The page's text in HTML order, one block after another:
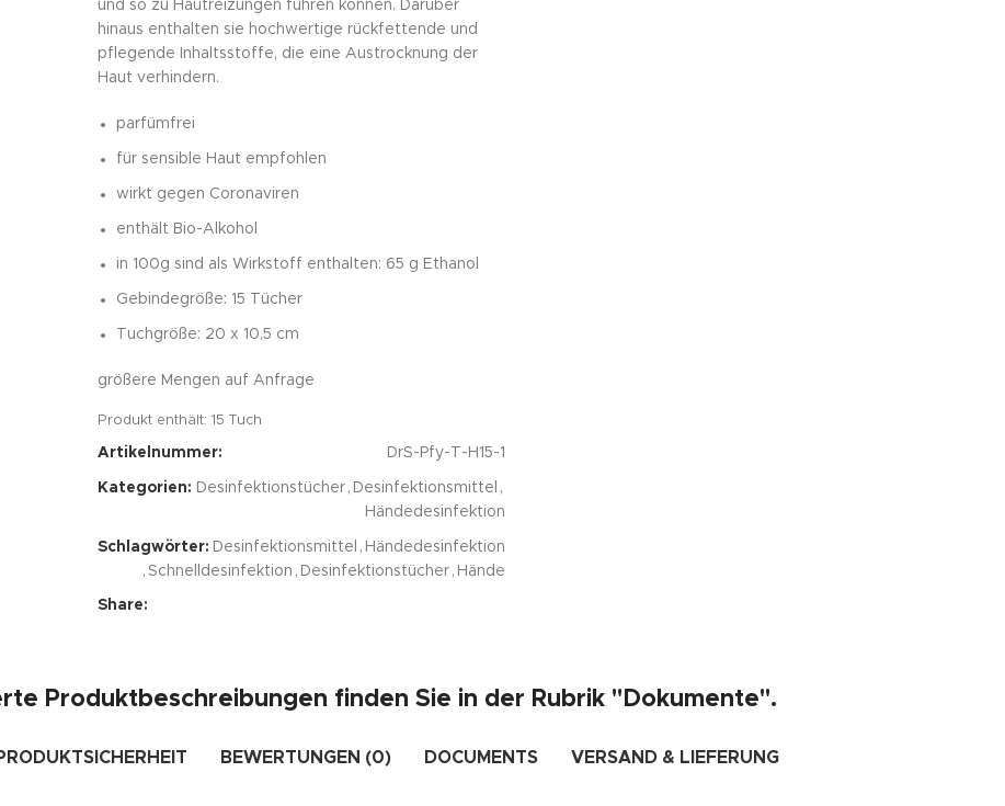
und so zu Hautreizungen führen können. Darüber
hinaus enthalten sie hochwertige rückfettende und
pflegende Inhaltsstoffe, die eine Austrocknung der
Haut verhindern.
parfümfrei
für sensible Haut empfohlen
wirkt gegen Coronaviren
enthält Bio-Alkohol
in 100g sind als Wirkstoff enthalten: 65 g Ethanol
Gebindegröße: 15 Tücher
Tuchgröße: 20 x 10,5 cm
größere Mengen auf Anfrage
Produkt enthält: 15Tuch
Artikelnummer: DrS-Pfy-T-H15-1
Kategorien: Desinfektionstücher , Desinfektionsmittel ,
Händedesinfektion
Schlagwörter: Desinfektionsmittel , Händedesinfektion
, Schnelldesinfektion , Desinfektionstücher , Hände
Share:
Produktbeschreibungen finden Sie in der Rubrik "Dokumente".
BEWERTUNGEN (0) DOCUMENTS VERSAND & LIEFERUNG